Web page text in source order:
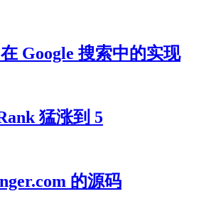
Google 搜索中的实现
猛涨到 5
的源码